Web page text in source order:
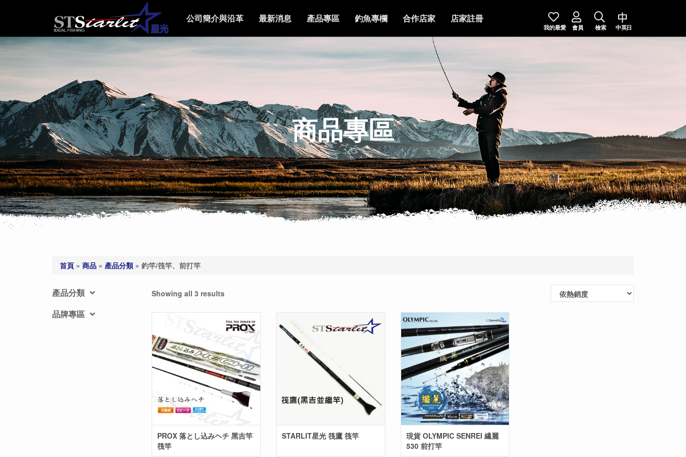
公司簡介與沿革 最新消息 產品專區 釣魚專欄 合作店家 店家註冊
我的最愛 會員 檢索 中英日
商品專區
首頁 » 商品 » 產品分類 » 釣竿/筏竿、前打竿
產品分類
品牌專區
Showing all 3 results
PROX 落とし込みヘチ 黑吉竿
筏竿
STARLIT星光 筏鷹 筏竿
現貨 OLYMPIC SENREI 繊麗
530 前打竿